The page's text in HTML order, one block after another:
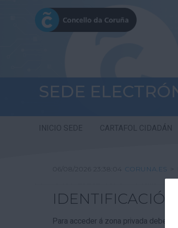
SEDE
INICIO SEDE CARTAFOL CIDADÁN
06/08/2026 23:38:04 CORUNA.ES >
IDENTIFICACIÓN
Para acceder á zona privada debe